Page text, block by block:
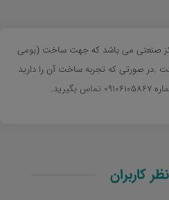
صنعتی می باشد که جهت ساخت (بومی
.در صورتی که تجربه ساخت آن را دارید
نظر کاربران